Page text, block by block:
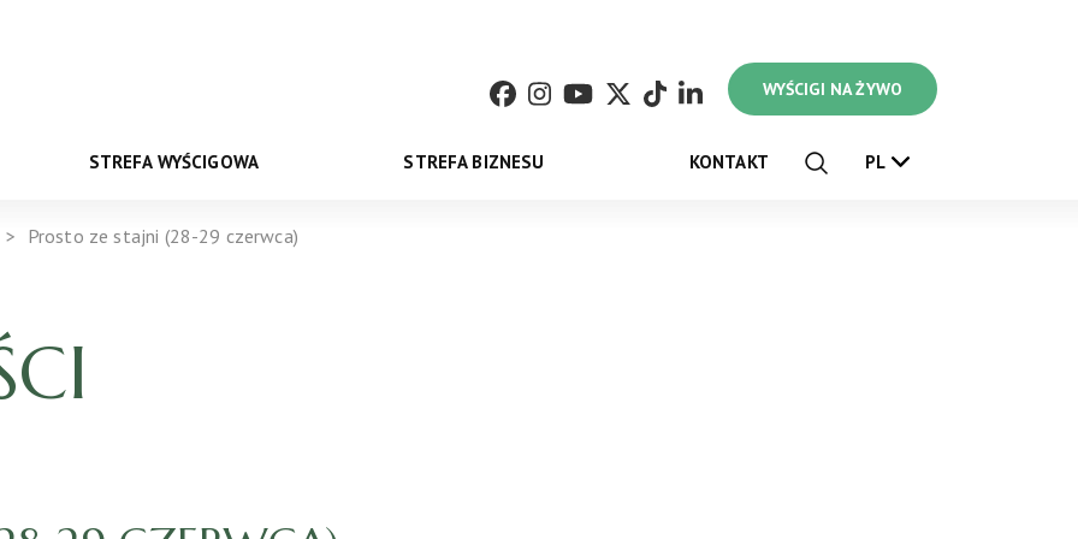
WYŚCIGI NA ŻYWO
STREFA WYŚCIGOWA STREFA BIZNESU KONTAKT PL
Prosto ze stajni (28-29 czerwca)